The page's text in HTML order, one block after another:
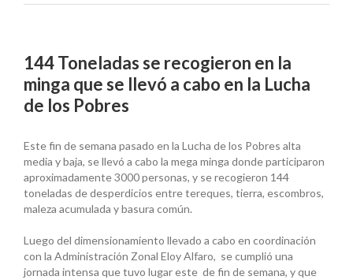
144 Toneladas se recogieron en la
minga que se llevó a cabo en la Lucha
de los Pobres
Este fin de semana pasado en la Lucha de los Pobres alta
media y baja, se llevó a cabo la mega minga donde participaron
aproximadamente 3000 personas, y se recogieron 144
toneladas de desperdicios entre tereques, tierra, escombros,
maleza acumulada y basura común.
Luego del dimensionamiento llevado a cabo en coordinación
con la Administración Zonal Eloy Alfaro, se cumplió una
jornada intensa que tuvo lugar este de fin de semana, y que